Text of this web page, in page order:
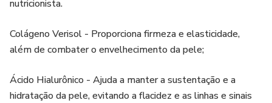
nutricionista.
Colágeno Verisol - Proporciona firmeza e elasticidade,
além de combater o envelhecimento da pele;
Ácido Hialurônico - Ajuda a manter a sustentação e a
hidratação da pele, evitando a flacidez e as linhas e sinais